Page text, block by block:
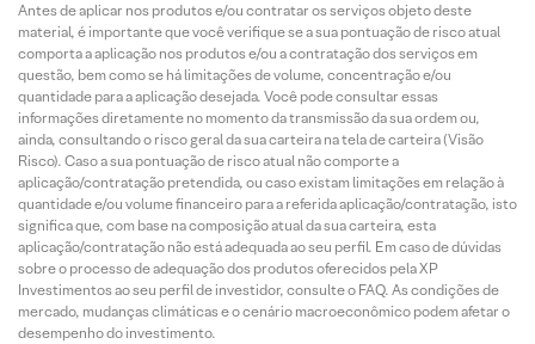
Antes de aplicar nos produtos e/ou contratar os serviços objeto deste
material, é importante que você verifique se a sua pontuação de risco atual
comporta a aplicação nos produtos e/ou a contratação dos serviços em
questão, bem como se há limitações de volume, concentração e/ou
quantidade para a aplicação desejada. Você pode consultar essas
informações diretamente no momento da transmissão da sua ordem ou,
ainda, consultando o risco geral da sua carteira na tela de carteira (Visão
Risco). Caso a sua pontuação de risco atual não comporte a
aplicação/contratação pretendida, ou caso existam limitações em relação à
quantidade e/ou volume financeiro para a referida aplicação/contratação, isto
significa que, com base na composição atual da sua carteira, esta
aplicação/contratação não está adequada ao seu perfil. Em caso de dúvidas
sobre o processo de adequação dos produtos oferecidos pela XP
Investimentos ao seu perfil de investidor, consulte o FAQ. As condições de
mercado, mudanças climáticas e o cenário macroeconômico podem afetar o
desempenho do investimento.